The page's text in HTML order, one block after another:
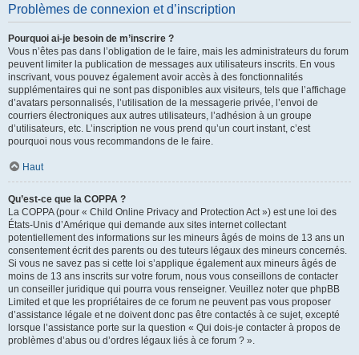
Problèmes de connexion et d’inscription
Pourquoi ai-je besoin de m’inscrire ?
Vous n’êtes pas dans l’obligation de le faire, mais les administrateurs du forum
peuvent limiter la publication de messages aux utilisateurs inscrits. En vous
inscrivant, vous pouvez également avoir accès à des fonctionnalités
supplémentaires qui ne sont pas disponibles aux visiteurs, tels que l’affichage
d’avatars personnalisés, l’utilisation de la messagerie privée, l’envoi de
courriers électroniques aux autres utilisateurs, l’adhésion à un groupe
d’utilisateurs, etc. L’inscription ne vous prend qu’un court instant, c’est
pourquoi nous vous recommandons de le faire.
Haut
Qu’est-ce que la COPPA ?
La COPPA (pour « Child Online Privacy and Protection Act ») est une loi des
États-Unis d’Amérique qui demande aux sites internet collectant
potentiellement des informations sur les mineurs âgés de moins de 13 ans un
consentement écrit des parents ou des tuteurs légaux des mineurs concernés.
Si vous ne savez pas si cette loi s’applique également aux mineurs âgés de
moins de 13 ans inscrits sur votre forum, nous vous conseillons de contacter
un conseiller juridique qui pourra vous renseigner. Veuillez noter que phpBB
Limited et que les propriétaires de ce forum ne peuvent pas vous proposer
d’assistance légale et ne doivent donc pas être contactés à ce sujet, excepté
lorsque l’assistance porte sur la question « Qui dois-je contacter à propos de
problèmes d’abus ou d’ordres légaux liés à ce forum ? ».